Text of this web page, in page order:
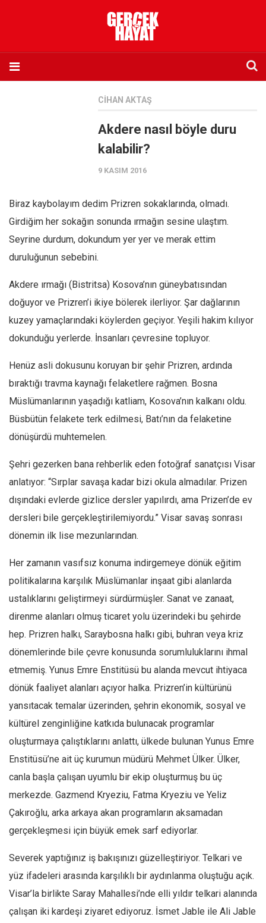
Abone olmak istiyorum
Sosyal Medya
Twitter
Instagram
Editörden
Mahmut Toptaş
Yvonne Ridley
Barış Tarımcıoğlu
Leyla Şerif Emin
Selçuk Türkyılmaz
Bağdagül Öz
Esra Elönü
» Yazar arşivi
Bu Sayı
Tüm Sayılar
Kültür Sanat
Kitap
Karisi kitap sualleri
7 soruda bu hafta
Ekonomi
Spor
Manzara
Sağlık
Gıda-Beslenme
Hayat
CIHAN AKTAŞ
Akdere nasıl böyle duru
kalabilir?
9 KASIM 2016
Biraz kaybolayım dedim Prizren sokaklarında, olmadı.
Girdiğim her sokağın sonunda ırmağın sesine ulaştım.
Seyrine durdum, dokundum yer yer ve merak ettim
duruluğunun sebebini.
Akdere ırmağı (Bistritsa) Kosova’nın güneybatısından
doğuyor ve Prizren’i ikiye bölerek ilerliyor. Şar dağlarının
kuzey yamaçlarındaki köylerden geçiyor. Yeşili hakim kılıyor
dokunduğu yerlerde. İnsanları çevresine topluyor.
Henüz asli dokusunu koruyan bir şehir Prizren, ardında
bıraktığı travma kaynağı felaketlere rağmen. Bosna
Müslümanlarının yaşadığı katliam, Kosova’nın kalkanı oldu.
Büsbütün felakete terk edilmesi, Batı’nın da felaketine
dönüşürdü muhtemelen.
Şehri gezerken bana rehberlik eden fotoğraf sanatçısı Visar
anlatıyor: “Sırplar savaşa kadar bizi okula almadılar. Prizen
dışındaki evlerde gizlice dersler yapılırdı, ama Prizen’de ev
dersleri bile gerçekleştirilemiyordu.” Visar savaş sonrası
dönemin ilk lise mezunlarından.
Her zamanın vasıfsız konuma indirgemeye dönük eğitim
politikalarına karşılık Müslümanlar inşaat gibi alanlarda
ustalıklarını geliştirmeyi sürdürmüşler. Sanat ve zanaat,
direnme alanları olmuş ticaret yolu üzerindeki bu şehirde
hep. Prizren halkı, Saraybosna halkı gibi, buhran veya kriz
dönemlerinde bile çevre konusunda sorumluluklarını ihmal
etmemiş. Yunus Emre Enstitüsü bu alanda mevcut ihtiyaca
dönük faaliyet alanları açıyor halka. Prizren’in kültürünü
yansıtacak temalar üzerinden, şehrin ekonomik, sosyal ve
kültürel zenginliğine katkıda bulunacak programlar
oluşturmaya çalıştıklarını anlattı, ülkede bulunan Yunus Emre
Enstitüsü’ne ait üç kurumun müdürü Mehmet Ülker. Ülker,
canla başla çalışan uyumlu bir ekip oluşturmuş bu üç
merkezde. Gazmend Kryeziu, Fatma Kryeziu ve Yeliz
Çakıroğlu, arka arkaya akan programların aksamadan
gerçekleşmesi için büyük emek sarf ediyorlar.
Severek yaptığınız iş bakışınızı güzelleştiriyor. Telkari ve
yüz ifadeleri arasında karşılıklı bir aydınlanma oluştuğu açık.
Visar’la birlikte Saray Mahallesi’nde elli yıldır telkari alanında
çalışan iki kardeşi ziyaret ediyoruz. İsmet Jable ile Ali Jable